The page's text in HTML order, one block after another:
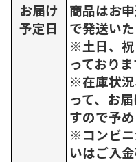
お届け
予定日
商品はお
で発送いた
※土日、祝
っておりま
※在庫状況
って、お
すので予
※コンビニ
いはご入